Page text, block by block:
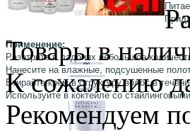
Применение:
Разотрите в ладонях небольшое
Нанесите на влажные, подсушенные
Втирайте крем в структуру волос в
Используйте в коктейле со
Товары в
К сожалению
Рекомендуем